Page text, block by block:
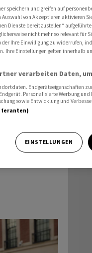
Alexej
speichern und greifen auf
Auswahl von Akzeptieren aktivieren
Dienste bereitzustellen“
nicht mehr so relevant für
Ihre Einwilligung zu widerrufen,
Ihre Einstellungen gelten innerhalb
verarbeiten Daten,
Endgeräteeigenschaften
Personalisierte Werbung
sowie Entwicklung und
EINSTELLUNGEN